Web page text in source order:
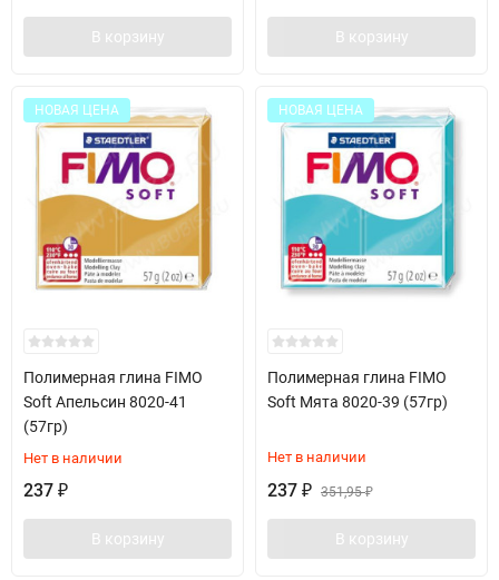
В корзину В корзину
НОВАЯ ЦЕНА
Полимерная глина FIMO
Soft Апельсин 8020-41
(57гр)
Нет в наличии
237 ₽
В корзину
НОВАЯ ЦЕНА
Полимерная глина FIMO
Soft Мята 8020-39 (57гр)
Нет в наличии
237 ₽ 351,95₽
В корзину